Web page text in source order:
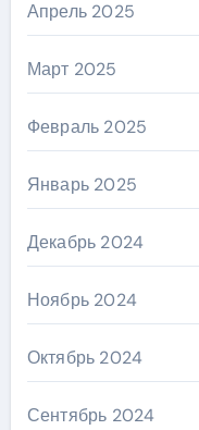
Апрель 2025
Март 2025
Февраль 2025
Январь 2025
Декабрь 2024
Ноябрь 2024
Октябрь 2024
Сентябрь 2024